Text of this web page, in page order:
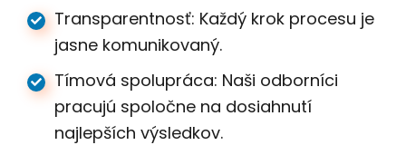
Transparentnosť: Každý krok procesu je
jasne komunikovaný.
Tímová spolupráca: Naši odborníci
pracujú spoločne na dosiahnutí
najlepších výsledkov.